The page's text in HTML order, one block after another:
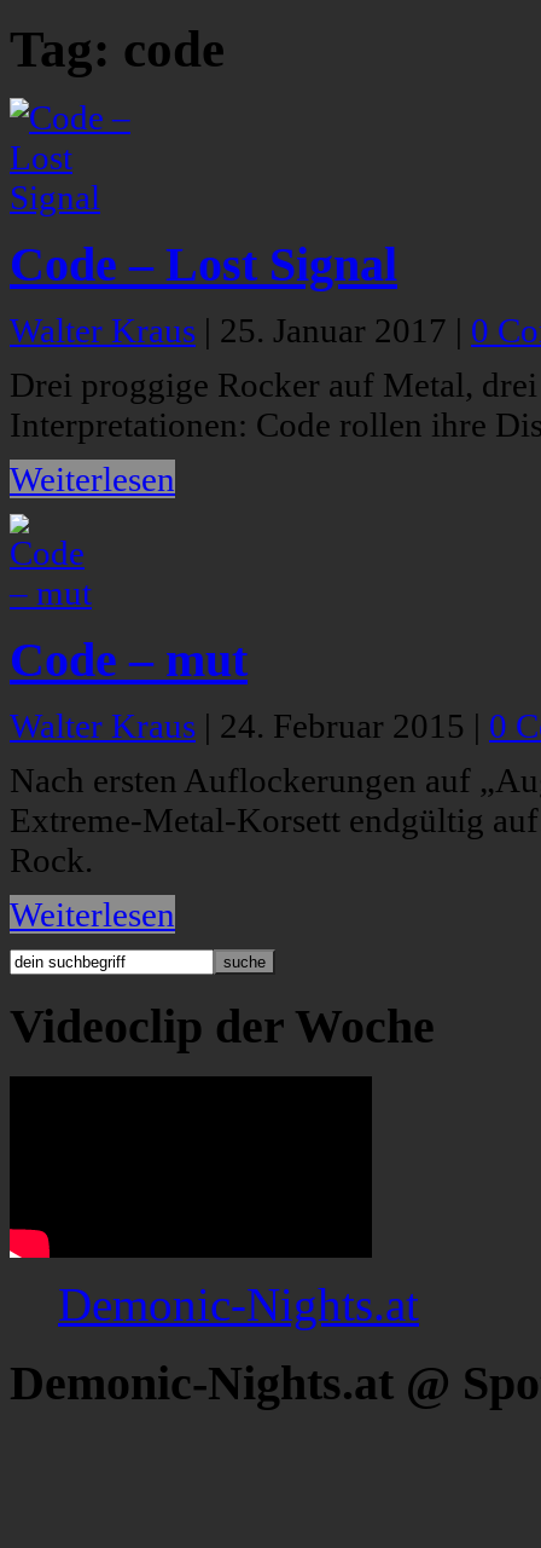
Tag: code
Code – Lost Signal
Walter Kraus | 25. Januar 2017 | 0
Drei proggige Rocker auf Metal,
Interpretationen: Code rollen ihre
Weiterlesen
Code – mut
Walter Kraus | 24. Februar 2015 | 0
Nach ersten Auflockerungen auf
Extreme-Metal-Korsett endgültig
Rock.
Weiterlesen
Videoclip der Woche
Demonic-Nights.at
Demonic-Nights.at @